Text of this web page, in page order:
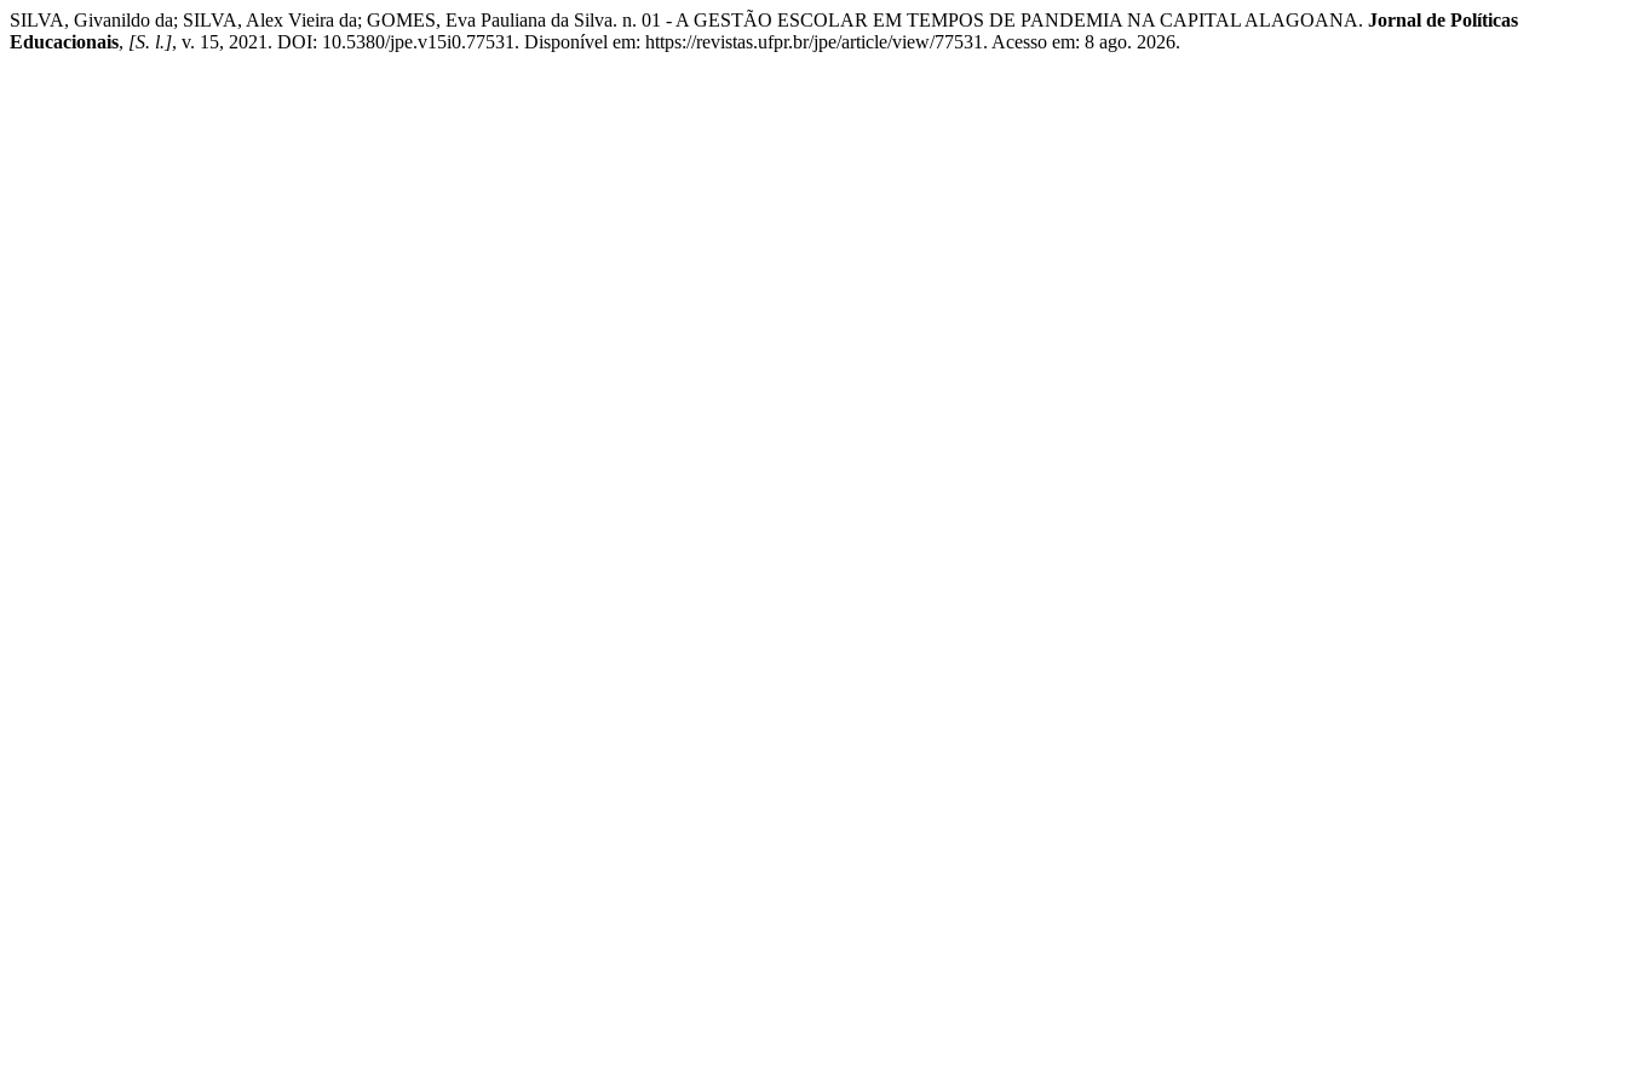
SILVA, Givanildo da; SILVA, Alex Vieira da; GOMES, Eva Pauliana da Silva. n. 01 - A GESTÃO ESCOLAR EM TEMPOS DE PANDEMIA NA CAPITAL ALAGOANA. Jornal de Políticas
Educacionais, [S. l.], v. 15, 2021. DOI: 10.5380/jpe.v15i0.77531. Disponível em: https://revistas.ufpr.br/jpe/article/view/77531. Acesso em: 8 ago. 2026.